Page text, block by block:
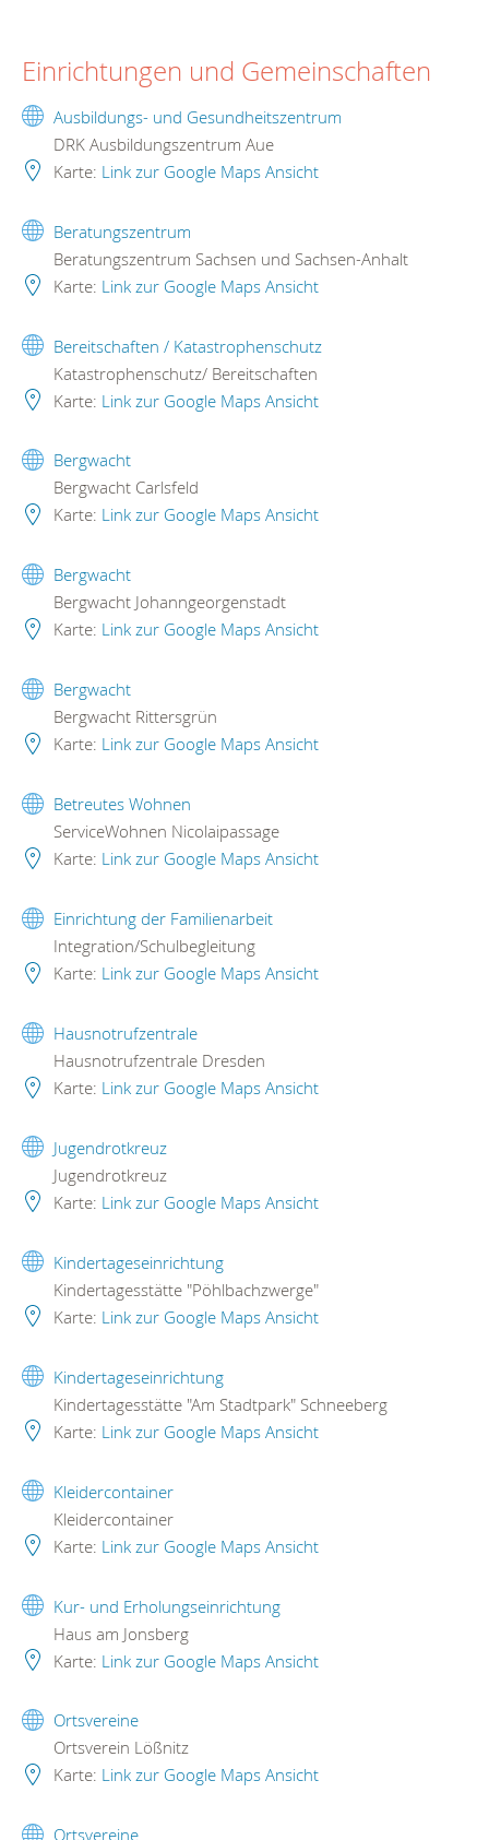
Einrichtungen und Gemeinschaften
Ausbildungs- und Gesundheitszentrum
DRK Ausbildungszentrum Aue
Karte: Link zur Google Maps Ansicht
Beratungszentrum
Beratungszentrum Sachsen und Sachsen-Anhalt
Karte: Link zur Google Maps Ansicht
Bereitschaften / Katastrophenschutz
Katastrophenschutz/ Bereitschaften
Karte: Link zur Google Maps Ansicht
Bergwacht
Bergwacht Carlsfeld
Karte: Link zur Google Maps Ansicht
Bergwacht
Bergwacht Johanngeorgenstadt
Karte: Link zur Google Maps Ansicht
Bergwacht
Bergwacht Rittersgrün
Karte: Link zur Google Maps Ansicht
Betreutes Wohnen
ServiceWohnen Nicolaipassage
Karte: Link zur Google Maps Ansicht
Einrichtung der Familienarbeit
Integration/Schulbegleitung
Karte: Link zur Google Maps Ansicht
Hausnotrufzentrale
Hausnotrufzentrale Dresden
Karte: Link zur Google Maps Ansicht
Jugendrotkreuz
Jugendrotkreuz
Karte: Link zur Google Maps Ansicht
Kindertageseinrichtung
Kindertagesstätte "Pöhlbachzwerge"
Karte: Link zur Google Maps Ansicht
Kindertageseinrichtung
Kindertagesstätte "Am Stadtpark" Schneeberg
Karte: Link zur Google Maps Ansicht
Kleidercontainer
Kleidercontainer
Karte: Link zur Google Maps Ansicht
Kur- und Erholungseinrichtung
Haus am Jonsberg
Karte: Link zur Google Maps Ansicht
Ortsvereine
Ortsverein Lößnitz
Karte: Link zur Google Maps Ansicht
Ortsvereine